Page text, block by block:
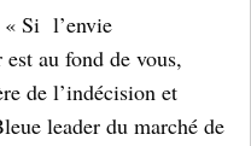
« Si l’envie
au fond de vous,
de l’indécision et
leader du marché de